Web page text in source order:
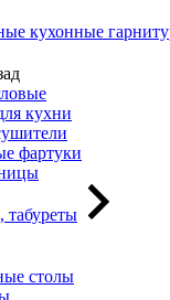
кухонные
кухни
фартуки
табуреты
столы